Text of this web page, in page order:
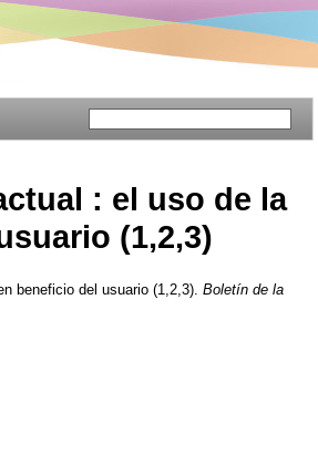
: el uso de la
(1,2,3)
beneficio del usuario (1,2,3). Boletín de la